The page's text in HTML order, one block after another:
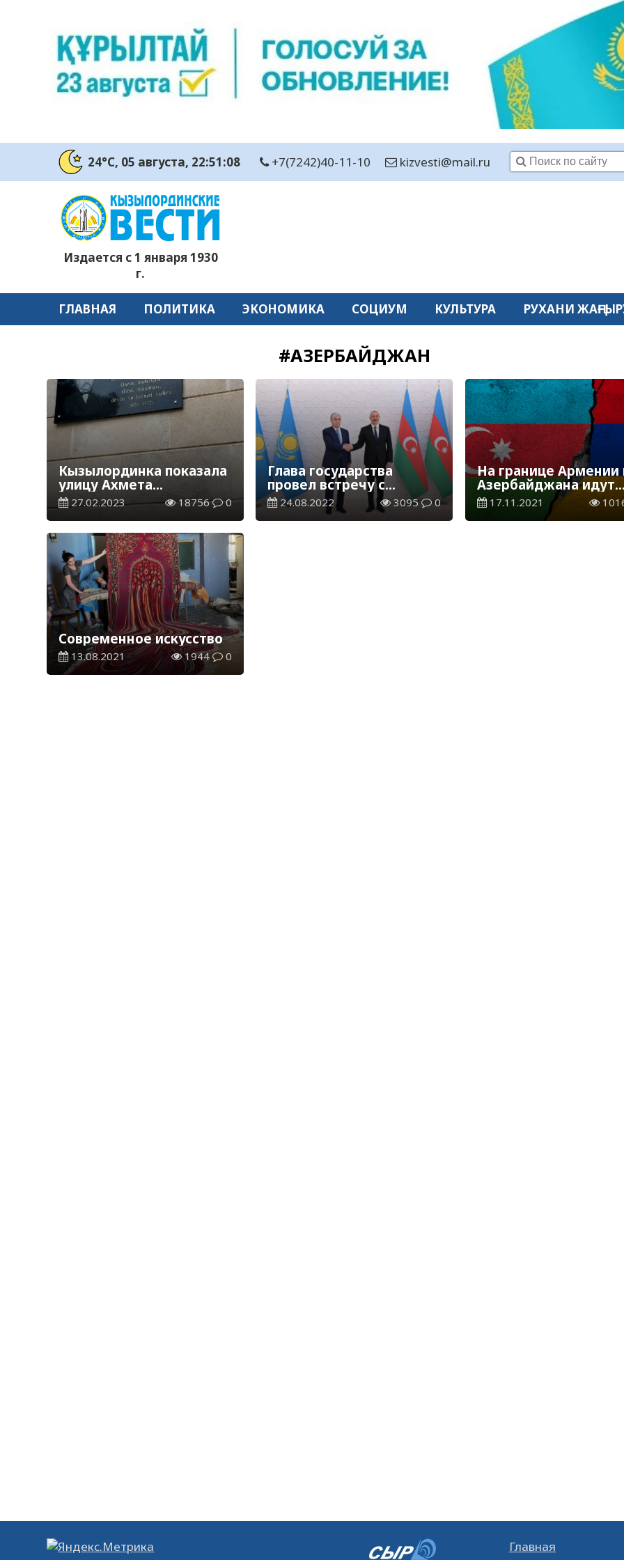
24°C, 05 августа, 22:51:08 +7(7242)40-11-10 kizvesti@mail.ru
Издается с 1 января 1930
г.
ГЛАВНАЯ ПОЛИТИКА ЭКОНОМИКА СОЦИУМ КУЛЬТУРА РУХАНИ
#АЗЕРБАЙДЖАН
Кызылординка показала
улицу Ахмета
Байтурсынова в
азербайджанском
городе Сумгаите
27.02.2023 18756 0
Глава государства
провел встречу с
Президентом
Азербайджана
Ильхамом Алиевым
24.08.2022 3095 0
На границе Армении
Азербайджана идут
боевые действия
17.11.2021
Современное искусство
13.08.2021 1944 0
Главная